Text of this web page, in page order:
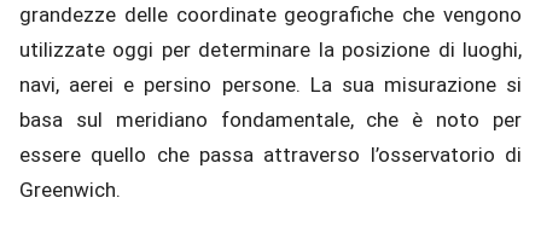
grandezze delle coordinate geografiche che vengono
utilizzate oggi per determinare la posizione di luoghi,
navi, aerei e persino persone. La sua misurazione si
basa sul meridiano fondamentale, che è noto per
essere quello che passa attraverso l’osservatorio di
Greenwich.